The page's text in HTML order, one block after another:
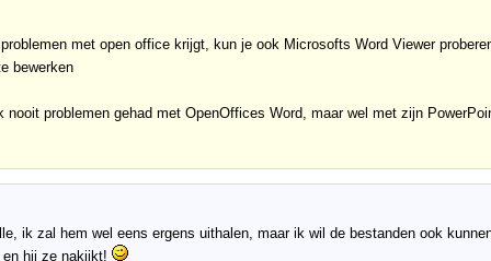
met open office krijgt, kun je ook Microsofts Word Viewer
bewerken
nooit problemen gehad met OpenOffices Word, maar wel met zijn
ik zal hem wel eens ergens uithalen, maar ik wil de bestanden ook
hij ze nakijkt!